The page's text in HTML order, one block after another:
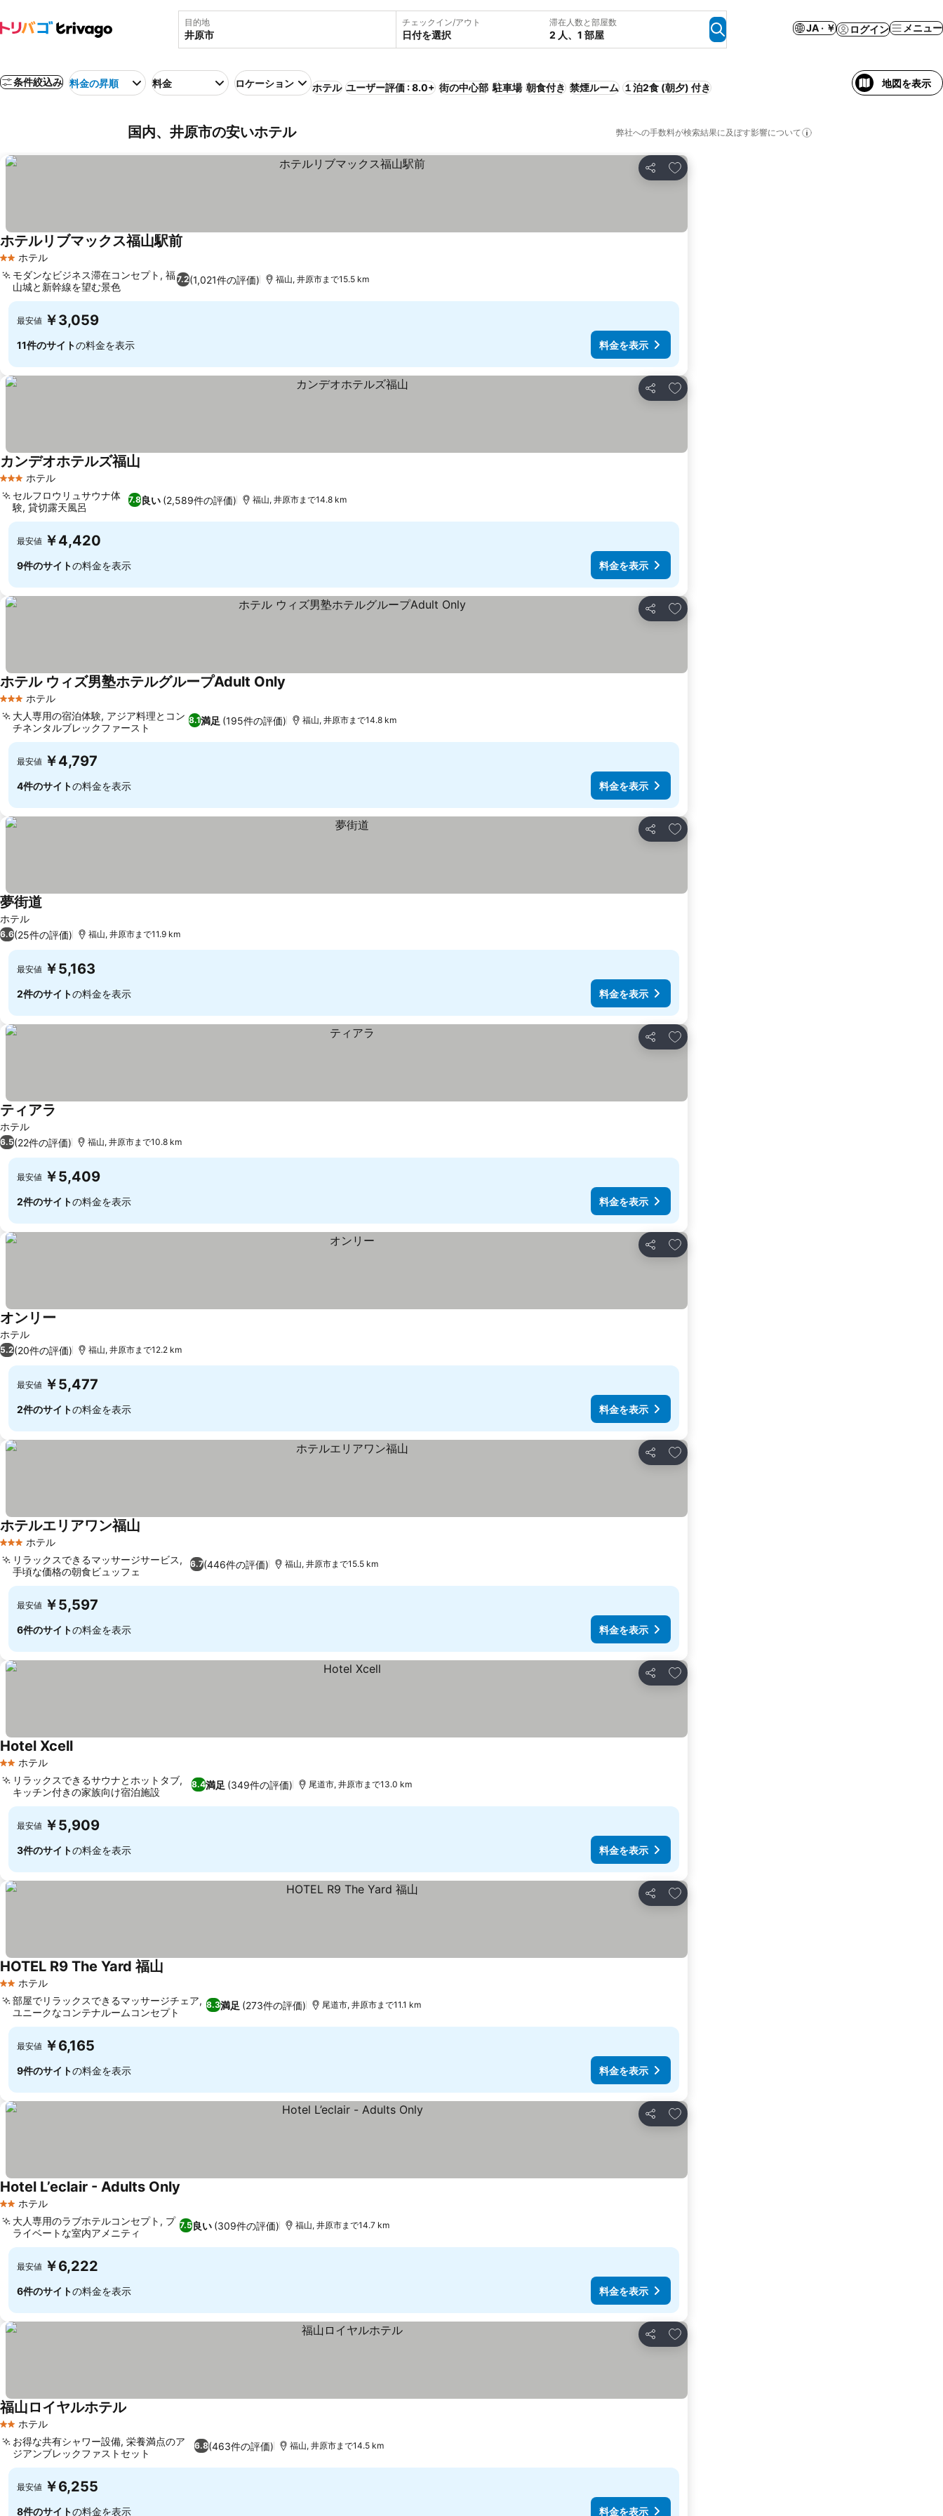
目的地 チェックイン/アウト
日付を選択
滞在人数と部屋数
2 人、1 部屋
JA · ￥ ログイン メニュー
条件絞込み 料金の昇順 料金 ロケーション ホテル ユーザー評価 : 8.0+ 街の中心部 駐車場 朝食付き 禁煙ルーム １泊2食 (朝夕) 付き 地図を表示
国内、井原市の安いホテル 弊社への手数料が検索結果に及ぼす影響について
シェア
お気に入りに追加
2 ホテルのランク
ホテル
ホテルリブマックス福山駅前
7.2(1,021件の評価)
モダンなビジネス滞在コンセプト, 福
山城と新幹線を望む景色
福山, 井原市まで15.5 km
最安値 ￥3,059
11件のサイトの料金を表示 料金を表示
シェア
お気に入りに追加
3 ホテルのランク
ホテル
カンデオホテルズ福山
7.8良い (2,589件の評価)
セルフロウリュサウナ体
験, 貸切露天風呂
福山, 井原市まで14.8 km
最安値 ￥4,420
9件のサイトの料金を表示 料金を表示
シェア
お気に入りに追加
3 ホテルのランク
ホテル
ホテル ウィズ男塾ホテルグループAdult Only
8.1満足 (195件の評価)
大人専用の宿泊体験, アジア料理とコン
チネンタルブレックファースト
福山, 井原市まで14.8 km
最安値 ￥4,797
4件のサイトの料金を表示 料金を表示
シェア
お気に入りに追加
ホテル
夢街道
6.6(25件の評価) 福山, 井原市まで11.9 km
最安値 ￥5,163
2件のサイトの料金を表示 料金を表示
シェア
お気に入りに追加
ホテル
ティアラ
6.5(22件の評価) 福山, 井原市まで10.8 km
最安値 ￥5,409
2件のサイトの料金を表示 料金を表示
シェア
お気に入りに追加
ホテル
オンリー
5.2(20件の評価) 福山, 井原市まで12.2 km
最安値 ￥5,477
2件のサイトの料金を表示 料金を表示
シェア
お気に入りに追加
3 ホテルのランク
ホテル
ホテルエリアワン福山
6.7(446件の評価)
リラックスできるマッサージサービス,
手頃な価格の朝食ビュッフェ
福山, 井原市まで15.5 km
最安値 ￥5,597
6件のサイトの料金を表示 料金を表示
シェア
お気に入りに追加
2 ホテルのランク
ホテル
Hotel Xcell
8.4満足 (349件の評価)
リラックスできるサウナとホットタブ,
キッチン付きの家族向け宿泊施設
尾道市, 井原市まで13.0 km
最安値 ￥5,909
3件のサイトの料金を表示 料金を表示
シェア
お気に入りに追加
2 ホテルのランク
ホテル
HOTEL R9 The Yard 福山
8.3満足 (273件の評価)
部屋でリラックスできるマッサージチェア,
ユニークなコンテナルームコンセプト
尾道市, 井原市まで11.1 km
最安値 ￥6,165
9件のサイトの料金を表示 料金を表示
シェア
お気に入りに追加
2 ホテルのランク
ホテル
Hotel L’eclair - Adults Only
7.5良い (309件の評価)
大人専用のラブホテルコンセプト, プ
ライベートな室内アメニティ
福山, 井原市まで14.7 km
最安値 ￥6,222
6件のサイトの料金を表示 料金を表示
シェア
お気に入りに追加
2 ホテルのランク
ホテル
福山ロイヤルホテル
6.8(463件の評価)
お得な共有シャワー設備, 栄養満点のア
ジアンブレックファストセット
福山, 井原市まで14.5 km
最安値 ￥6,255
8件のサイトの料金を表示 料金を表示